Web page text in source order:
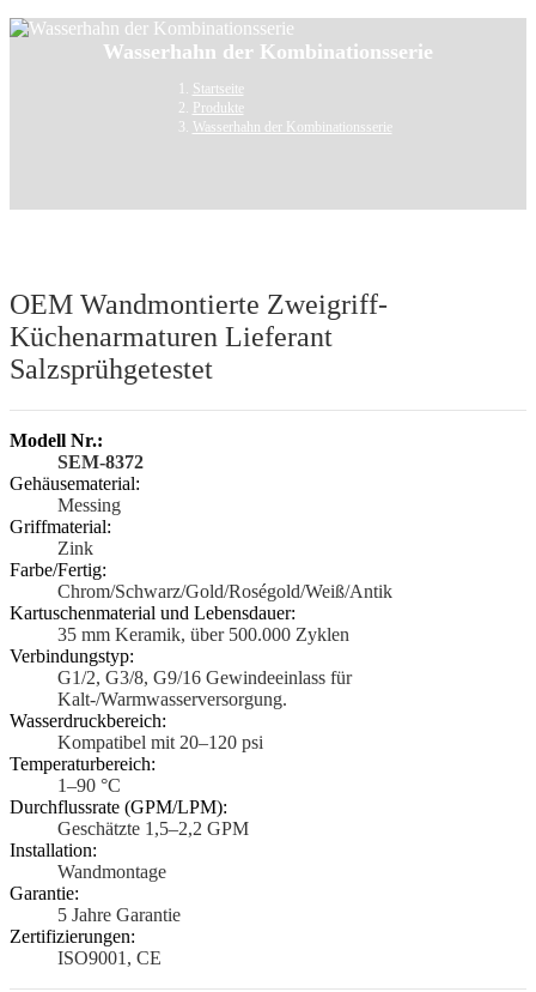
Wasserhahn der Kombinationsserie
Startseite
Produkte
Wasserhahn der Kombinationsserie
OEM Wandmontierte Zweigriff-
Küchenarmaturen Lieferant
Salzsprühgetestet
Modell Nr.:
SEM-8372
Gehäusematerial:
Messing
Griffmaterial:
Zink
Farbe/Fertig:
Chrom/Schwarz/Gold/Roségold/Weiß/Antik
Kartuschenmaterial und Lebensdauer:
35 mm Keramik, über 500.000 Zyklen
Verbindungstyp:
G1/2, G3/8, G9/16 Gewindeeinlass für
Kalt-/Warmwasserversorgung.
Wasserdruckbereich:
Kompatibel mit 20–120 psi
Temperaturbereich:
1–90 °C
Durchflussrate (GPM/LPM):
Geschätzte 1,5–2,2 GPM
Installation:
Wandmontage
Garantie:
5 Jahre Garantie
Zertifizierungen:
ISO9001, CE